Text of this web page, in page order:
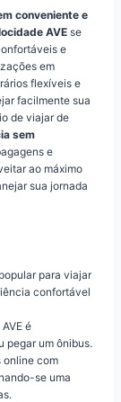
conveniente e
AVE se
e
em
flexíveis e
facilmente sua
de viajar de
sem
e
ao máximo
sua jornada
para viajar
confortável
é
pegar um ônibus.
online com
se uma